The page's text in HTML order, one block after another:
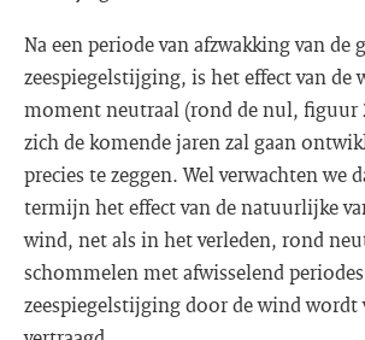
Na een periode van afzwakking van de
zeespiegelstijging, is het effect van de
moment neutraal (rond de nul, figuur
zich de komende jaren zal gaan
precies te zeggen. Wel verwachten we
termijn het effect van de natuurlijke
wind, net als in het verleden, rond
schommelen met afwisselend
zeespiegelstijging door de wind wordt